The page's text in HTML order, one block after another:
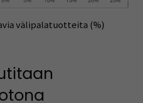
välipalatuotteita (%)